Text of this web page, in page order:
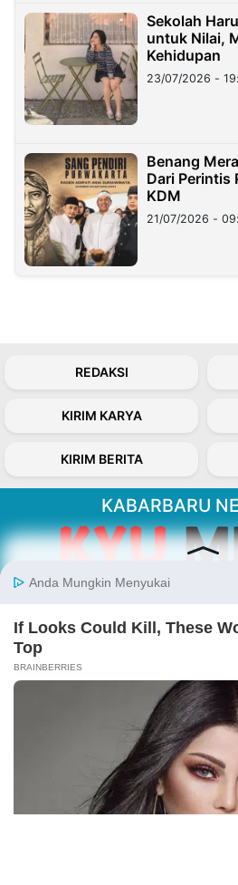
Sekolah
untuk Nilai,
Kehidupan
23/07/2026 -
Benang
Dari Perintis
KDM
21/07/2026 -
REDAKSI
KIRIM KARYA
KIRIM BERITA
KABARBARU
Follow